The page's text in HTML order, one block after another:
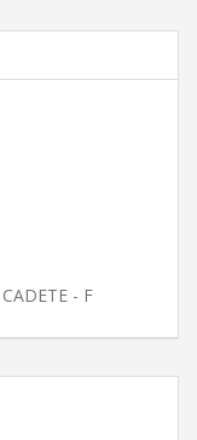
CADETE - F